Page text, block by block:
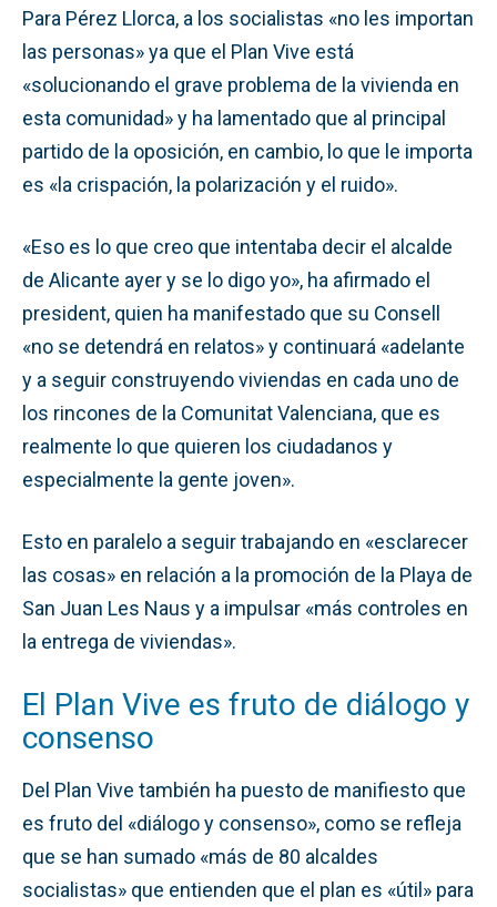
Para Pérez Llorca, a los socialistas «no les importan
las personas» ya que el Plan Vive está
«solucionando el grave problema de la vivienda en
esta comunidad» y ha lamentado que al principal
partido de la oposición, en cambio, lo que le importa
es «la crispación, la polarización y el ruido».
«Eso es lo que creo que intentaba decir el alcalde
de Alicante ayer y se lo digo yo», ha afirmado el
president, quien ha manifestado que su Consell
«no se detendrá en relatos» y continuará «adelante
y a seguir construyendo viviendas en cada uno de
los rincones de la Comunitat Valenciana, que es
realmente lo que quieren los ciudadanos y
especialmente la gente joven».
Esto en paralelo a seguir trabajando en «esclarecer
las cosas» en relación a la promoción de la Playa de
San Juan Les Naus y a impulsar «más controles en
la entrega de viviendas».
El Plan Vive es fruto de diálogo y
consenso
Del Plan Vive también ha puesto de manifiesto que
es fruto del «diálogo y consenso», como se refleja
que se han sumado «más de 80 alcaldes
socialistas» que entienden que el plan es «útil» para